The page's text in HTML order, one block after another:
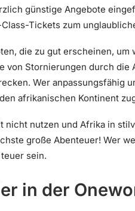
günstige Angebote
Tickets zum
die zu gut erscheinen,
von Stornierungen durch die
Wer anpassungsfähig
afrikanischen Kontinent
nicht nutzen und Afrika in
große Abenteuer! Wer
sein.
in der